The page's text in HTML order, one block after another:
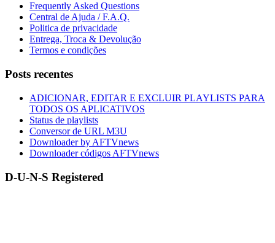
Frequently Asked Questions
Central de Ajuda / F.A.Q.
Politica de privacidade
Entrega, Troca & Devolução
Termos e condições
Posts recentes
ADICIONAR, EDITAR E EXCLUIR PLAYLISTS PARA
TODOS OS APLICATIVOS
Status de playlists
Conversor de URL M3U
Downloader by AFTVnews
Downloader códigos AFTVnews
D-U-N-S Registered